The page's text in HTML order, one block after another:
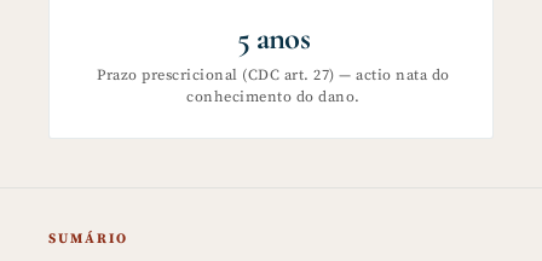
5 anos
Prazo prescricional (CDC art. 27) — actio nata do
conhecimento do dano.
SUMÁRIO